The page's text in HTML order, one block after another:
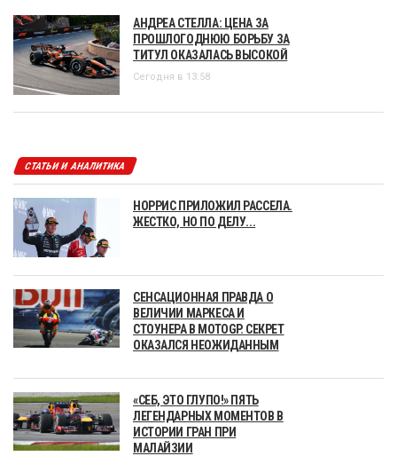
АНДРЕА СТЕЛЛА: ЦЕНА ЗА
ПРОШЛОГОДНЮЮ БОРЬБУ ЗА
ТИТУЛ ОКАЗАЛАСЬ ВЫСОКОЙ
Сегодня в 13:58
СТАТЬИ И АНАЛИТИКА
НОРРИС ПРИЛОЖИЛ РАССЕЛА.
ЖЕСТКО, НО ПО ДЕЛУ...
СЕНСАЦИОННАЯ ПРАВДА О
ВЕЛИЧИИ МАРКЕСА И
СТОУНЕРА В MOTOGP. СЕКРЕТ
ОКАЗАЛСЯ НЕОЖИДАННЫМ
«СЕБ, ЭТО ГЛУПО!» ПЯТЬ
ЛЕГЕНДАРНЫХ МОМЕНТОВ В
ИСТОРИИ ГРАН ПРИ
МАЛАЙЗИИ